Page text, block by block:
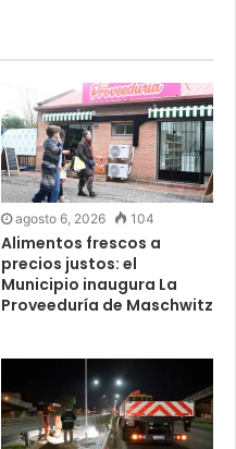
agosto 6, 2026 104
Alimentos frescos a
precios justos: el
Municipio inaugura La
Proveeduría de Maschwitz